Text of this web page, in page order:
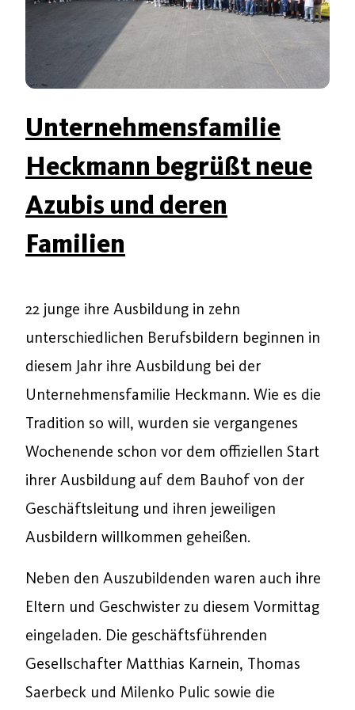
Unternehmensfamilie
Heckmann begrüßt neue
Azubis und deren
Familien
22 junge ihre Ausbildung in zehn
unterschiedlichen Berufsbildern beginnen in
diesem Jahr ihre Ausbildung bei der
Unternehmensfamilie Heckmann. Wie es die
Tradition so will, wurden sie vergangenes
Wochenende schon vor dem offiziellen Start
ihrer Ausbildung auf dem Bauhof von der
Geschäftsleitung und ihren jeweiligen
Ausbildern willkommen geheißen.
Neben den Auszubildenden waren auch ihre
Eltern und Geschwister zu diesem Vormittag
eingeladen. Die geschäftsführenden
Gesellschafter Matthias Karnein, Thomas
Saerbeck und Milenko Pulic sowie die